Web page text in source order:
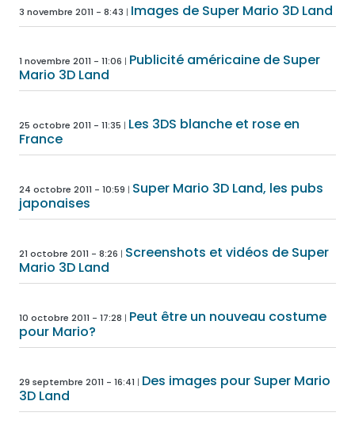
3 novembre 2011 - 8:43 Images de Super Mario 3D Land
1 novembre 2011 - 11:06
Publicité américaine de Super
Mario 3D Land
25 octobre 2011 - 11:35
Les 3DS blanche et rose en
France
24 octobre 2011 - 10:59
Super Mario 3D Land, les pubs
japonaises
21 octobre 2011 - 8:26
Screenshots et vidéos de Super
Mario 3D Land
10 octobre 2011 - 17:28
Peut être un nouveau costume
pour Mario?
29 septembre 2011 - 16:41
Des images pour Super Mario
3D Land